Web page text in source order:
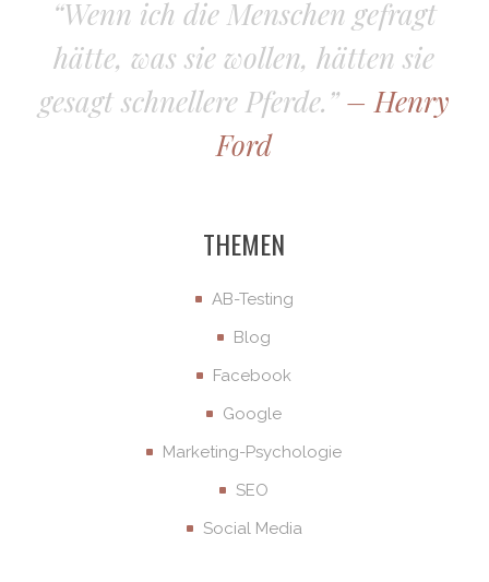
“Wenn ich die Menschen gefragt
hätte, was sie wollen, hätten sie
gesagt schnellere Pferde.” – Henry
Ford
THEMEN
AB-Testing
Blog
Facebook
Google
Marketing-Psychologie
SEO
Social Media